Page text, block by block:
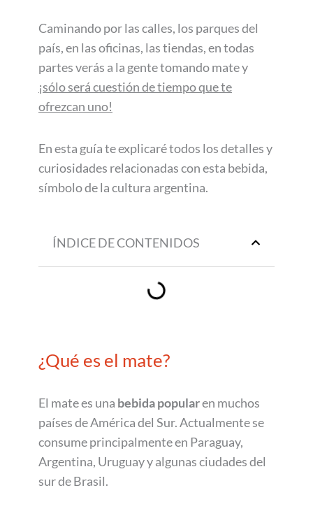
Caminando por las calles, los parques del
país, en las oficinas, las tiendas, en todas
partes verás a la gente tomando mate y
¡sólo será cuestión de tiempo que te
ofrezcan uno!
En esta guía te explicaré todos los detalles y
curiosidades relacionadas con esta bebida,
símbolo de la cultura argentina.
ÍNDICE DE CONTENIDOS
¿Qué es el mate?
El mate es una bebida popularen muchos
países de América del Sur. Actualmente se
consume principalmente en Paraguay,
Argentina, Uruguay y algunas ciudades del
sur de Brasil.